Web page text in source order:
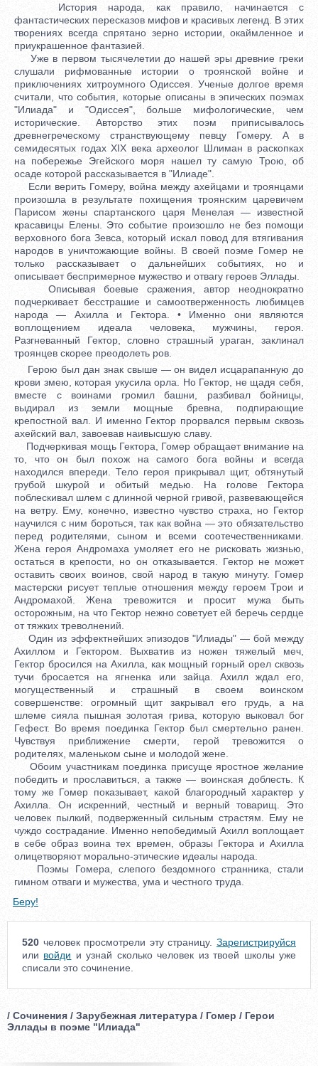
История народа, как правило, начинается с
фантастических пересказов мифов и красивых легенд. В этих
творениях всегда спрятано зерно истории, окаймленное и
приукрашенное фантазией.
Уже в первом тысячелетии до нашей эры древние греки
слушали рифмованные истории о троянской войне и
приключениях хитроумного Одиссея. Ученые долгое время
считали, что события, которые описаны в эпических поэмах
"Илиада" и "Одиссея", больше мифологические, чем
исторические. Авторство этих поэм приписывалось
древнегреческому странствующему певцу Гомеру. А в
семидесятых годах XIX века археолог Шлиман в раскопках
на побережье Эгейского моря нашел ту самую Трою, об
осаде которой рассказывается в "Илиаде".
Если верить Гомеру, война между ахейцами и троянцами
произошла в результате похищения троянским царевичем
Парисом жены спартанского царя Менелая — известной
красавицы Елены. Это событие произошло не без помощи
верховного бога Зевса, который искал повод для втягивания
народов в уничтожающие войны. В своей поэме Гомер не
только рассказывает о дальнейших событиях, но и
описывает беспримерное мужество и отвагу героев Эллады.
Описывая боевые сражения, автор неоднократно
подчеркивает бесстрашие и самоотверженность любимцев
народа — Ахилла и Гектора. • Именно они являются
воплощением идеала человека, мужчины, героя.
Разгневанный Гектор, словно страшный ураган, заклинал
троянцев скорее преодолеть ров.
Герою был дан знак свыше — он видел исцарапанную до
крови змею, которая укусила орла. Но Гектор, не щадя себя,
вместе с воинами громил башни, разбивал бойницы,
выдирал из земли мощные бревна, подпирающие
крепостной вал. И именно Гектор прорвался первым сквозь
ахейский вал, завоевав наивысшую славу.
Подчеркивая мощь Гектора, Гомер обращает внимание на
то, что он был похож на самого бога войны и всегда
находился впереди. Тело героя прикрывал щит, обтянутый
грубой шкурой и обитый медью. На голове Гектора
поблескивал шлем с длинной черной гривой, развевающейся
на ветру. Ему, конечно, известно чувство страха, но Гектор
научился с ним бороться, так как война — это обязательство
перед родителями, сыном и всеми соотечественниками.
Жена героя Андромаха умоляет его не рисковать жизнью,
остаться в крепости, но он отказывается. Гектор не может
оставить своих воинов, свой народ в такую минуту. Гомер
мастерски рисует теплые отношения между героем Трои и
Андромахой. Жена тревожится и просит мужа быть
осторожным, на что Гектор нежно советует ей беречь сердце
от тяжких треволнений.
Один из эффектнейших эпизодов "Илиады" — бой между
Ахиллом и Гектором. Выхватив из ножен тяжелый меч,
Гектор бросился на Ахилла, как мощный горный орел сквозь
тучи бросается на ягненка или зайца. Ахилл ждал его,
могущественный и страшный в своем воинском
совершенстве: огромный щит закрывал его грудь, а на
шлеме сияла пышная золотая грива, которую выковал бог
Гефест. Во время поединка Гектор был смертельно ранен.
Чувствуя приближение смерти, герой тревожится о
родителях, маленьком сыне и молодой жене.
Обоим участникам поединка присуще яростное желание
победить и прославиться, а также — воинская доблесть. К
тому же Гомер показывает, какой благородный характер у
Ахилла. Он искренний, честный и верный товарищ. Это
человек пылкий, подверженный сильным страстям. Ему не
чуждо сострадание. Именно непобедимый Ахилл воплощает
в себе образ воина тех времен, образы Гектора и Ахилла
олицетворяют морально-этические идеалы народа.
Поэмы Гомера, слепого бездомного странника, стали
гимном отваги и мужества, ума и честного труда.
Беру!
520 человек просмотрели эту страницу. Зарегистрируйся
или войди и узнай сколько человек из твоей школы уже
списали это сочинение.
/ Сочинения / Зарубежная литература / Гомер / Герои
Эллады в поэме "Илиада"